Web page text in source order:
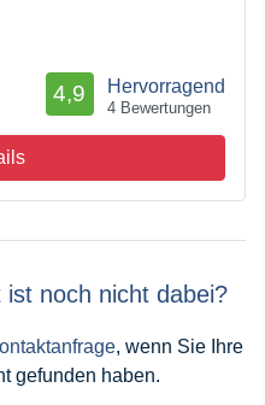
Hervorragend
4,9
4 Bewertungen
noch nicht dabei?
, wenn Sie Ihre
gefunden haben.